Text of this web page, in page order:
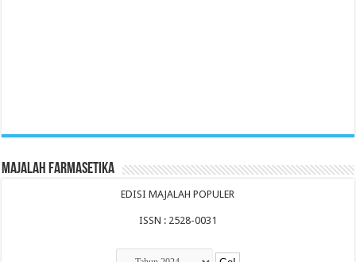
Majalah Farmasetika
EDISI MAJALAH POPULER
ISSN : 2528-0031